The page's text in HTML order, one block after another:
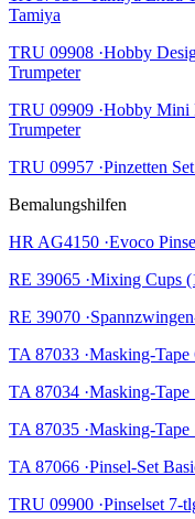
Tamiya
TRU 09908 ·Hobby
Trumpeter
TRU 09909 ·Hobby Mini
Trumpeter
TRU 09957 ·Pinzetten
Bemalungshilfen
HR AG4150 ·Evoco
RE 39065 ·Mixing Cups
RE 39070
TA 87033 ·Masking-
TA 87034 ·Masking-
TA 87035 ·Masking-
TA 87066 ·Pinsel-Set
TRU 09900 ·Pinselset 7-